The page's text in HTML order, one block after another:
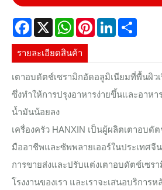
Facebook
X WhatsAppPinterestLinkedIn
รายละเอียดสินค้า
เตาอบดัตช์เซรามิกอัดอลูมิเนียมที่พื้นผิว
ซึ่งทำให้การปรุงอาหารง่ายขึ้นและอาห
น้ำมันน้อยลง
เครื่องครัว HANXIN เป็นผู้ผลิตเตาอบดั
มืออาชีพและซัพพลายเออร์ในประเทศ
การขายส่งและปรับแต่งเตาอบดัตช์เซร
โรงงานของเรา และเราจะเสนอบริการ